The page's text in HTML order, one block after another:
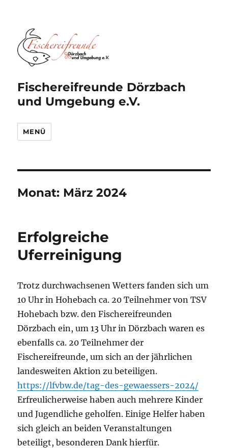
Fischereifreunde Dörzbach
und Umgebung e.V.
MENÜ
Monat: März 2024
Erfolgreiche
Uferreinigung
Trotz durchwachsenen Wetters fanden sich um
10 Uhr in Hohebach ca. 20 Teilnehmer von TSV
Hohebach bzw. den Fischereifreunden
Dörzbach ein, um 13 Uhr in Dörzbach waren es
ebenfalls ca. 20 Teilnehmer der
Fischereifreunde, um sich an der jährlichen
landesweiten Aktion zu beteiligen.
https://lfvbw.de/tag-des-gewaessers-2024/
Erfreulicherweise haben auch mehrere Kinder
und Jugendliche geholfen. Einige Helfer haben
sich gleich an beiden Veranstaltungen
beteiligt, besonderen Dank hierfür.